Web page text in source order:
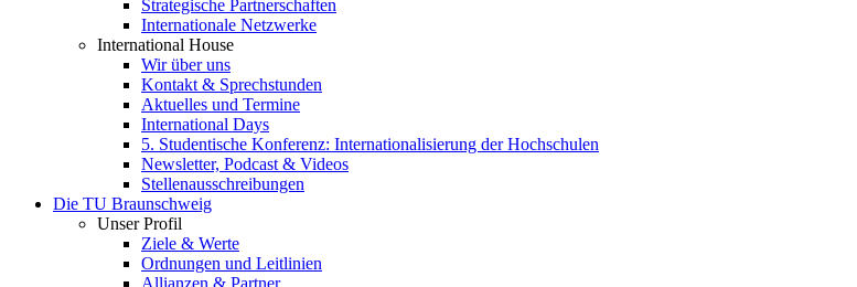
Strategische Partnerschaften
Internationale Netzwerke
International House
Wir über uns
Kontakt & Sprechstunden
Aktuelles und Termine
International Days
5. Studentische Konferenz: Internationalisierung der Hochschulen
Newsletter, Podcast & Videos
Stellenausschreibungen
Die TU Braunschweig
Unser Profil
Ziele & Werte
Ordnungen und Leitlinien
Allianzen & Partner